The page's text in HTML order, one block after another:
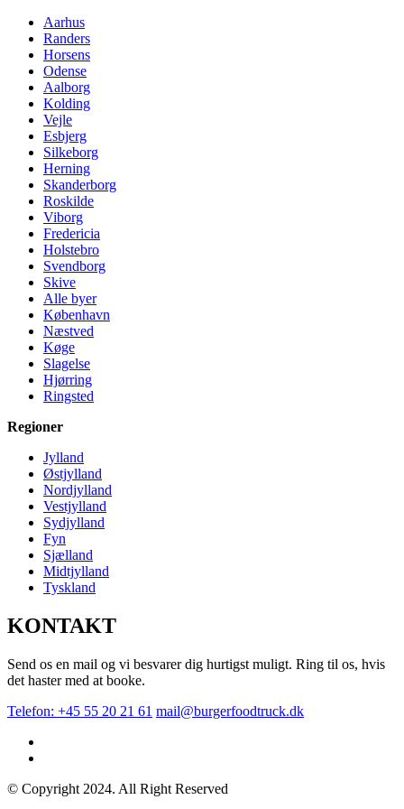
Aarhus
Randers
Horsens
Odense
Aalborg
Kolding
Vejle
Esbjerg
Silkeborg
Herning
Skanderborg
Roskilde
Viborg
Fredericia
Holstebro
Svendborg
Skive
Alle byer
København
Næstved
Køge
Slagelse
Hjørring
Ringsted
Regioner
Jylland
Østjylland
Nordjylland
Vestjylland
Sydjylland
Fyn
Sjælland
Midtjylland
Tyskland
KONTAKT
Send os en mail og vi besvarer dig hurtigst muligt. Ring til os, hvis
det haster med at booke.
Telefon: +45 55 20 21 61 mail@burgerfoodtruck.dk
© Copyright 2024. All Right Reserved